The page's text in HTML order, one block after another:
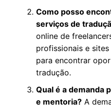
Como posso
serviços de
online de
profissionais e
para encontrar
tradução.
Qual é a demanda
e mentoria?A